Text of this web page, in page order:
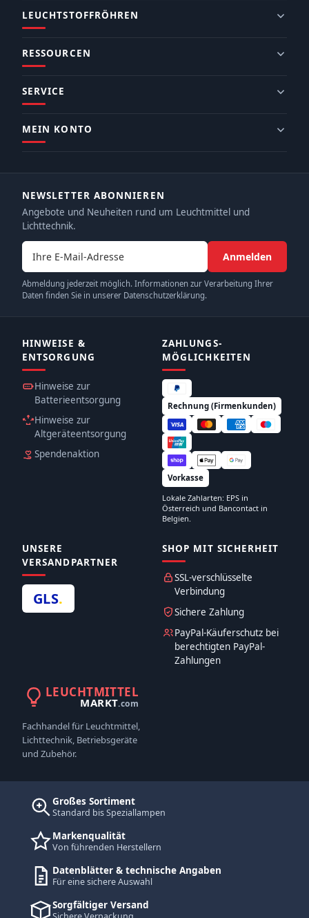
LEUCHTSTOFFRÖHREN
RESSOURCEN
SERVICE
MEIN KONTO
NEWSLETTER ABONNIEREN
Angebote und Neuheiten rund um Leuchtmittel und
Lichttechnik.
E-Mail-Adresse
Anmelden
Abmeldung jederzeit möglich. Informationen zur Verarbeitung Ihrer
Daten finden Sie in unserer Datenschutzerklärung.
HINWEISE &
ENTSORGUNG
Hinweise zur
Batterieentsorgung
Hinweise zur
Altgeräteentsorgung
Spendenaktion
ZAHLUNGS­
MÖGLICHKEITEN
Rechnung (Firmenkunden)
Vorkasse
Lokale Zahlarten: EPS in
Österreich und Bancontact in
Belgien.
UNSERE
VERSANDPARTNER
GLS.
SHOP MIT SICHERHEIT
SSL-verschlüsselte
Verbindung
Sichere Zahlung
PayPal-Käuferschutz bei
berechtigten PayPal-
Zahlungen
LEUCHTMITTEL
MARKT.com
Fachhandel für Leuchtmittel,
Lichttechnik, Betriebsgeräte
und Zubehör.
Großes Sortiment
Standard bis Speziallampen
Markenqualität
Von führenden Herstellern
Datenblätter & technische Angaben
Für eine sichere Auswahl
Sorgfältiger Versand